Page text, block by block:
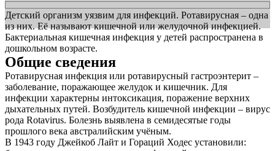
Детский организм уязвим для инфекций. Ротавирусная – одна
из них. Её называют кишечной или желудочной инфекцией.
Бактериальная кишечная инфекция у детей распространена в
дошкольном возрасте.
Общие сведения
Ротавирусная инфекция или ротавирусный гастроэнтерит –
заболевание, поражающее желудок и кишечник. Для
инфекции характерны интоксикация, поражение верхних
дыхательных путей. Возбудитель кишечной инфекции – вирус
рода Rotavirus. Болезнь выявлена в семидесятые годы
прошлого века австралийским учёным.
В 1943 году Джейкоб Лайт и Гораций Ходес установили: